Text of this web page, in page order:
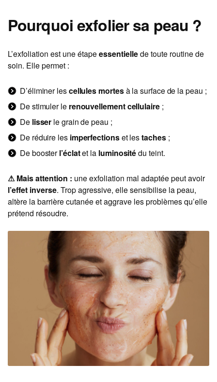
Pourquoi exfolier sa peau ?
L’exfoliation est une étapeessentiellede toute routine de
soin. Elle permet :
D’éliminer lescellules mortesà la surface de la peau ;
De stimuler le renouvellement cellulaire ;
De lisser le grain de peau ;
De réduire les imperfectionset lestaches ;
De boosterl’éclatet la luminositédu teint.
⚠︎ Mais attention : une exfoliation mal adaptée peut avoir
l’effet inverse. Trop agressive, elle sensibilise la peau,
altère la barrière cutanée et aggrave les problèmes qu’elle
prétend résoudre.